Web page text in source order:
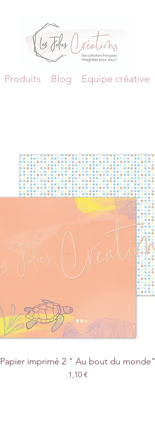
Produits Blog Equipe créative
Papier imprimé 2 " Au bout du monde"
Prix
1,10 €